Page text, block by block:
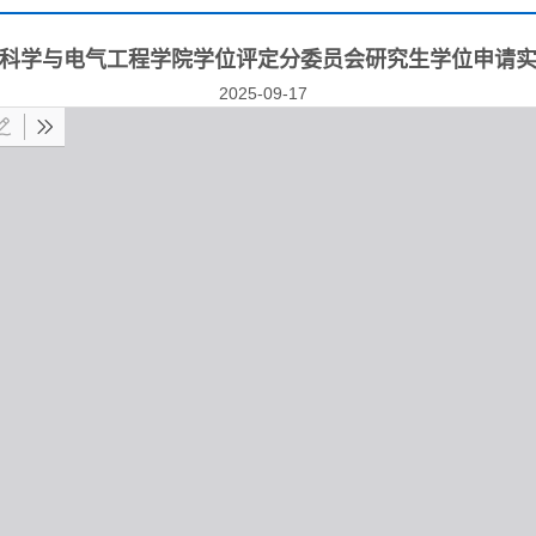
学与电气工程学院学位评定分委员会研究生学位申请
2025-09-17